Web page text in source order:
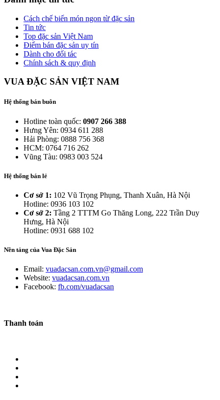
Cách chế biến món ngon từ đặc sản
Tin tức
Top đặc sản Việt Nam
Điểm bán đặc sản uy tín
Dành cho đối tác
Chính sách & quy định
VUA ĐẶC SẢN VIỆT NAM
Hệ thống bán buôn
Hotline toàn quốc: 0907 266 388
Hưng Yên: 0934 611 288
Hải Phòng: 0888 756 368
HCM: 0764 716 262
Vũng Tàu: 0983 003 524
Hệ thống bán lẻ
Cơ sở 1: 102 Vũ Trọng Phụng, Thanh Xuân, Hà Nội
Hotline: 0936 103 102
Cơ sở 2: Tầng 2 TTTM Go Thăng Long, 222 Trần Duy
Hưng, Hà Nội
Hotline: 0931 688 102
Nền tảng của Vua Đặc Sản
Email: vuadacsan.com.vn@gmail.com
Website: vuadacsan.com.vn
Facebook: fb.com/vuadacsan
Thanh toán